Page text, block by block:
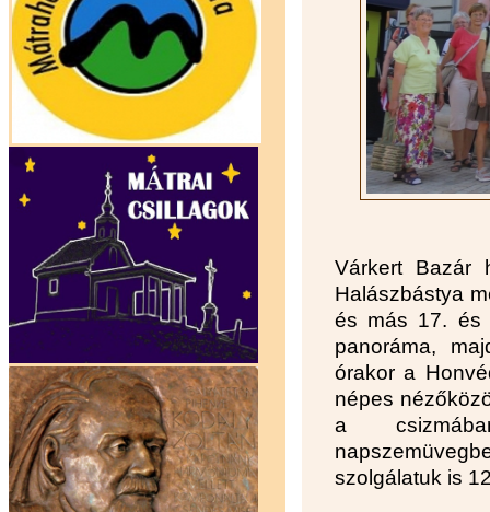
Várkert Bazár
Halászbástya
és más 17. és
panoráma,
órakor a
népes
a
szolgálatuk is